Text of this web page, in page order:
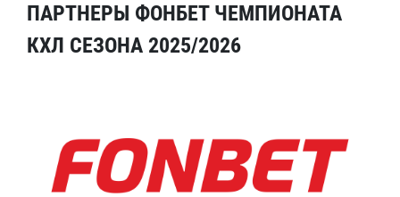
ПАРТНЕРЫ ФОНБЕТ ЧЕМПИОНАТА
КХЛ СЕЗОНА 2025/2026